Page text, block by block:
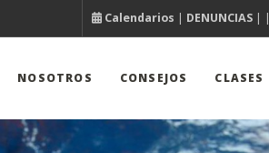
Calendarios | DENUNCIAS | |
NOSOTROS CONSEJOS CLASES